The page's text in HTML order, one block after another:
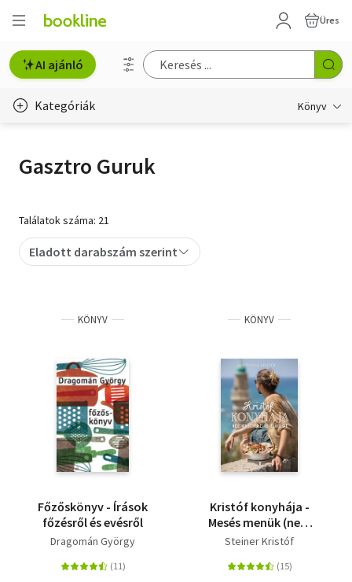
Üres
AI ajánló
Kategóriák Könyv
Erotika
Hobbi, szabadidő
Szótár, nyelvkönyv
Tankönyv, segédkönyv
Társadalomtudomány
Történelem
Vallás
Gasztro Guruk
Találatok száma: 21
Eladott darabszám szerint
KÖNYV
Főzőskönyv - Írások
főzésről és evésről
Dragomán György
KÖNYV
Kristóf konyhája -
Mesés menük (nem
csak) vegánoknak
Steiner Kristóf